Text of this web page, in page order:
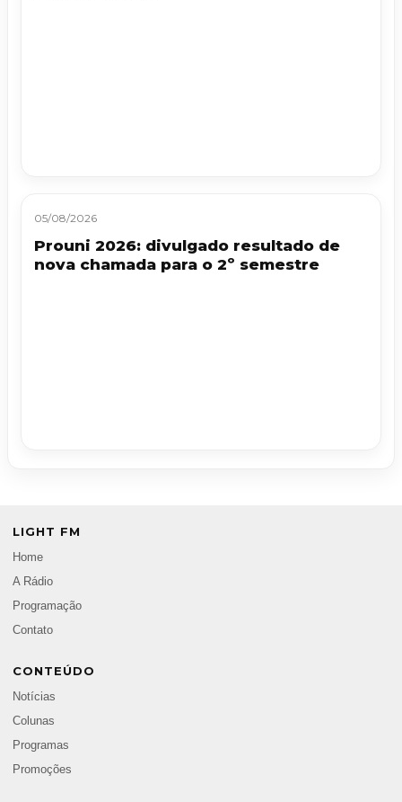
05/08/2026
Prouni 2026: divulgado resultado de
nova chamada para o 2º semestre
LIGHT FM
Home
A Rádio
Programação
Contato
CONTEÚDO
Notícias
Colunas
Programas
Promoções